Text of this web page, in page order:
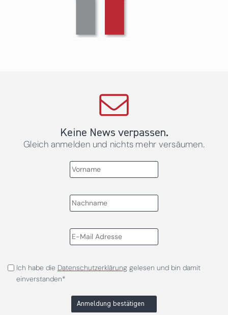
Keine News verpassen.
Gleich anmelden und nichts mehr versäumen.
Ich habe die Datenschutzerklärunggelesen und bin damit
einverstanden*
Anmeldung bestätigen